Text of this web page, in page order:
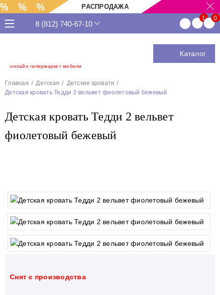
РАСПРОДАЖА
онлайн гипермаркет мебели
8 (812) 740-67-10
Каталог
Главная Детская
Детские кровати
Детская кровать Тедди 2 вельвет фиолетовый бежевый
Детская кровать Тедди 2 вельвет
фиолетовый бежевый
Cнят с производства